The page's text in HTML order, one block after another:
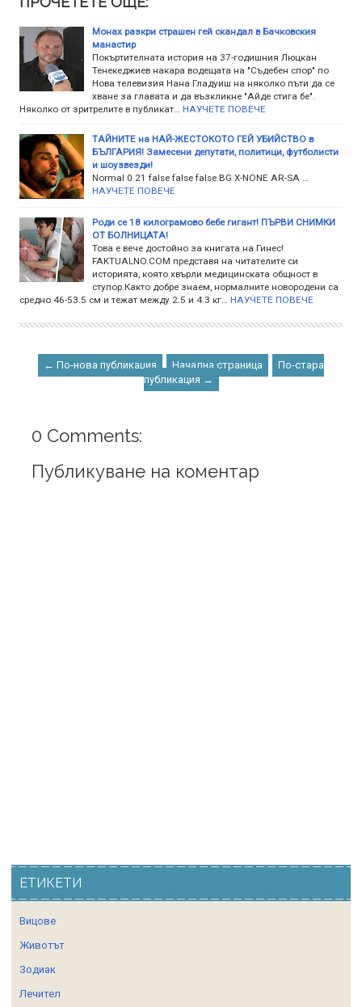
Монах разкри страшен гей скандал в Бачковския
манастир
Покъртителната история на 37-годишния Люцкан
Тенекеджиев накара водещата на "Съдебен спор" по
Нова телевизия Нана Гладуиш на няколко пъти да се
хване за главата и да възкликне "Айде стига бе".
Няколко от зритрелите в публикат…
НАУЧЕТЕ ПОВЕЧЕ
ТАЙНИТЕ на НАЙ-ЖЕСТОКОТО ГЕЙ УБИЙСТВО в
БЪЛГАРИЯ! Замесени депутати, политици, футболисти
и шоузвезди!
Normal 0 21 false false false BG X-NONE AR-SA …
НАУЧЕТЕ ПОВЕЧЕ
Роди се 18 килограмово бебе гигант! ПЪРВИ СНИМКИ
ОТ БОЛНИЦАТА!
Това е вече достойно за книгата на Гинес!
FAKTUALNO.COM представя на читателите си
историята, която хвърли медицинската общност в
ступор.Както добре знаем, нормалните новородени са
средно 46-53.5 см и тежат между 2.5 и 4.3 кг…
НАУЧЕТЕ ПОВЕЧЕ
← По-нова публикация Начална страница
По-стара
публикация →
0 Comments:
Публикуване на коментар
ЕТИКЕТИ
Вицове
Животът
Зодиак
Лечител